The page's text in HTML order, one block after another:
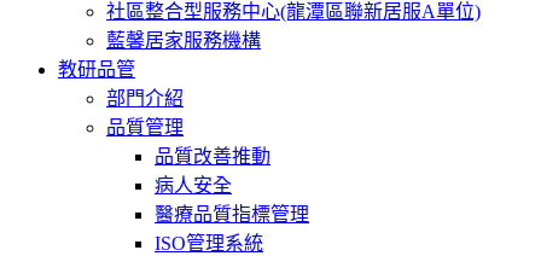
社區整合型服務中心(龍潭區聯新居服A單位)
藍馨居家服務機構
教研品管
部門介紹
品質管理
品質改善推動
病人安全
醫療品質指標管理
ISO管理系統